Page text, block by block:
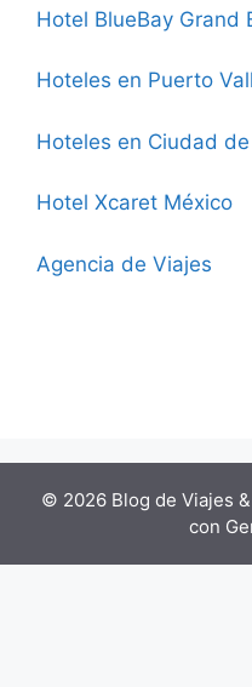
Hotel BlueBay Grand
Hoteles en Puerto
Hoteles en Ciudad
Hotel Xcaret México
Agencia de Viajes
© 2026 Blog de Viajes
con